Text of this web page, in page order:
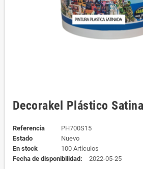
Decorakel Plástico
Referencia
PH700S15
Estado
Nuevo
En stock
100 Artículos
Fecha de disponibilidad:
2022-05-25